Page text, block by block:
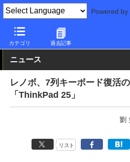
Powered by
カテゴリ 過去記事
PC Watch パソコン/タブレット/スマ
ニュース
レノボ、7列キーボード復活
「ThinkPad 25」
劉
リスト